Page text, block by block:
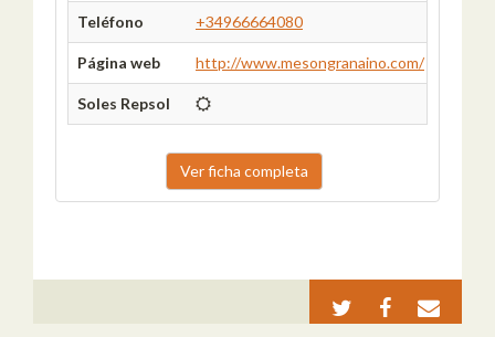
Teléfono +34966664080
Página web http://www.mesongranaino.com/
Soles Repsol
Ver ficha completa